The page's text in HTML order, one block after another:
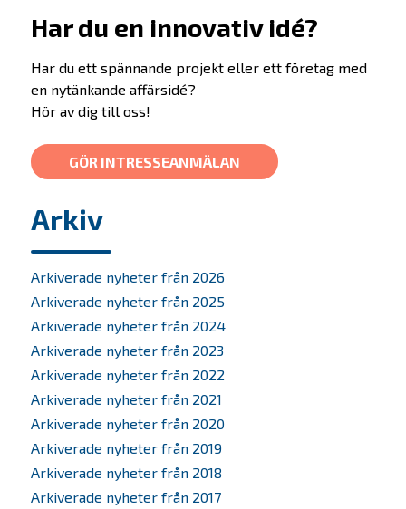
Erbjudande
Prepare
Startup Life Science
Scaleup
Bolagen
Alumner
Investera
SKAPA-priset
Nyheter
Kontakta oss
Har du en innovativ idé?
Har du ett spännande projekt eller ett företag med
en nytänkande affärsidé?
Hör av dig till oss!
GÖR INTRESSEANMÄLAN
Arkiv
Arkiverade nyheter från 2026
Arkiverade nyheter från 2025
Arkiverade nyheter från 2024
Arkiverade nyheter från 2023
Arkiverade nyheter från 2022
Arkiverade nyheter från 2021
Arkiverade nyheter från 2020
Arkiverade nyheter från 2019
Arkiverade nyheter från 2018
Arkiverade nyheter från 2017